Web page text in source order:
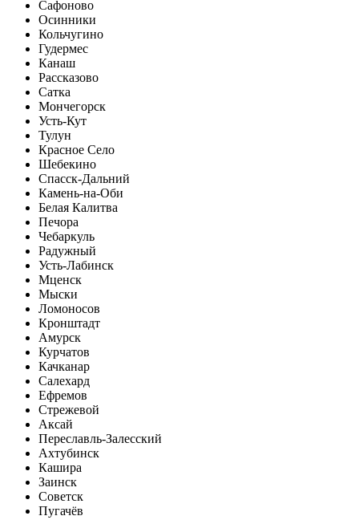
Сафоново
Осинники
Кольчугино
Гудермес
Канаш
Рассказово
Сатка
Мончегорск
Усть-Кут
Тулун
Красное Село
Шебекино
Спасск-Дальний
Камень-на-Оби
Белая Калитва
Печора
Чебаркуль
Радужный
Усть-Лабинск
Мценск
Мыски
Ломоносов
Кронштадт
Амурск
Курчатов
Качканар
Салехард
Ефремов
Стрежевой
Аксай
Переславль-Залесский
Ахтубинск
Кашира
Заинск
Советск
Пугачёв